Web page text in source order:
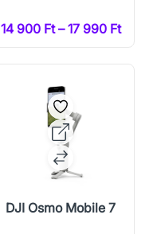
14 900 Ft – 17 990 Ft
DJI Osmo Mobile 7